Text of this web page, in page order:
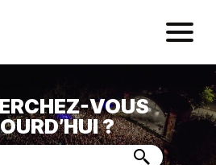
Mairie de
VOUS
?